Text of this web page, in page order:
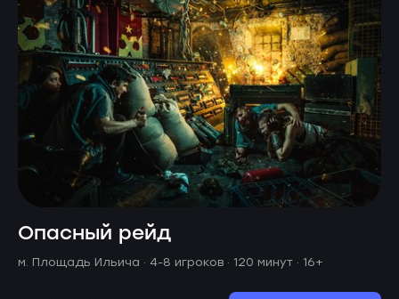
Опасный рейд
м. Площадь Ильича · 4-8 игроков · 120 минут · 16+